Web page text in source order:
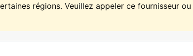
régions. Veuillez appeler ce fournisseur